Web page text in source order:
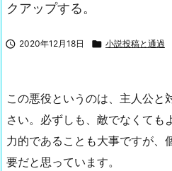
クアップする。
 2020年12月18日  小説投稿と通過
この悪役というのは、主人公と
さい。必ずしも、敵でなくても
力的であることも大事ですが、
要だと思っています。